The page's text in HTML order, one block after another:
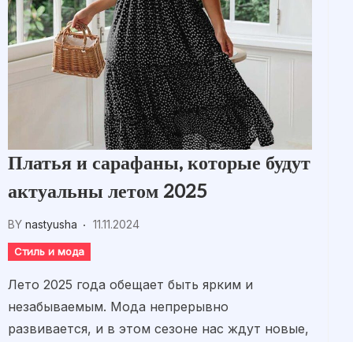
Платья и сарафаны, которые будут
актуальны летом 2025
BY nastyusha 11.11.2024
Стиль и мода
Лето 2025 года обещает быть ярким и
незабываемым. Мода непрерывно
развивается, и в этом сезоне нас ждут новые,